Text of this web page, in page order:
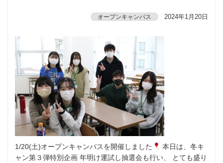
オープンキャンパス 2024年1月20日
1/20(土)オープンキャンパスを開催しました
本日は、冬キ
ャン第３弾特別企画 年明け運試し抽選会も行い、 とても盛り